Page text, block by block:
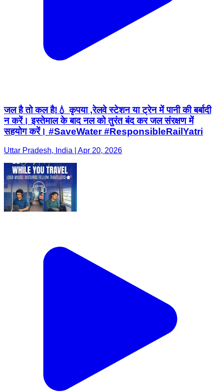
जल है तो कल है!💧 कृपया ,रेलवे स्टेशन या ट्रेन में पानी की बर्बादी
न करें। इस्तेमाल के बाद नल को तुरंत बंद कर जल संरक्षण में
सहयोग करें। #SaveWater #ResponsibleRailYatri
Uttar Pradesh, India | Apr 20, 2026